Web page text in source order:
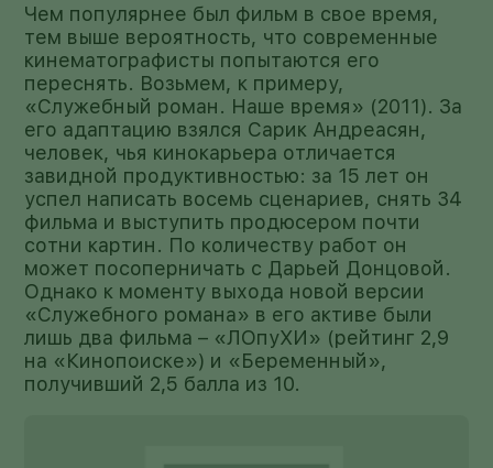
Чем популярнее был фильм в свое время,
тем выше вероятность, что современные
кинематографисты попытаются его
переснять. Возьмем, к примеру,
«Служебный роман. Наше время» (2011). За
его адаптацию взялся Сарик Андреасян,
человек, чья кинокарьера отличается
завидной продуктивностью: за 15 лет он
успел написать восемь сценариев, снять 34
фильма и выступить продюсером почти
сотни картин. По количеству работ он
может посоперничать с Дарьей Донцовой.
Однако к моменту выхода новой версии
«Служебного романа» в его активе были
лишь два фильма – «ЛОпуХИ» (рейтинг 2,9
на «Кинопоиске») и «Беременный»,
получивший 2,5 балла из 10.